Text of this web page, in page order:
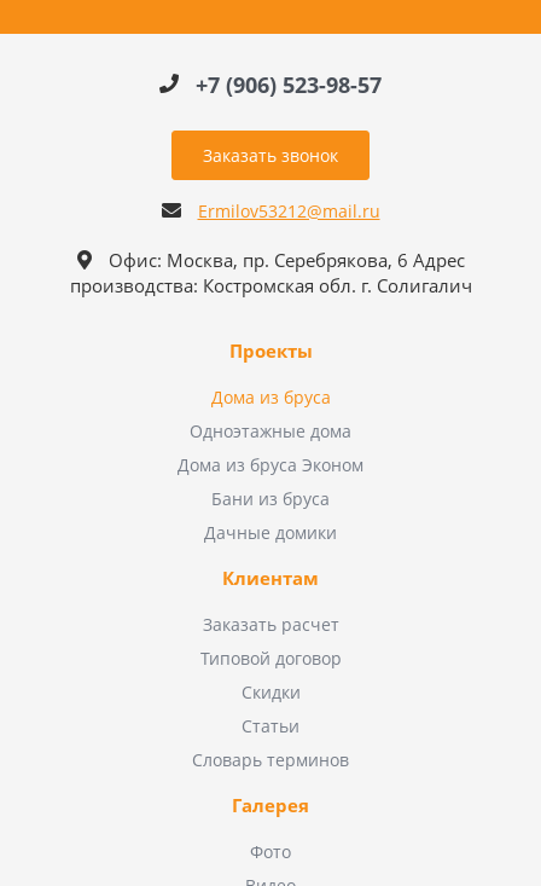
+7 (906) 523-98-57
Заказать звонок
Ermilov53212@mail.ru
Офис: Москва, пр. Серебрякова, 6 Адрес
производства: Костромская обл. г. Солигалич
Проекты
Дома из бруса
Одноэтажные дома
Дома из бруса Эконом
Бани из бруса
Дачные домики
Клиентам
Заказать расчет
Типовой договор
Скидки
Статьи
Словарь терминов
Галерея
Фото